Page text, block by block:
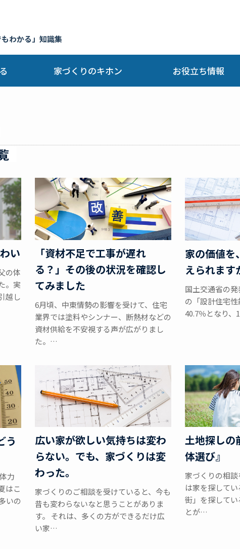
わかる」知識集
家づくりのキホン お役立ち情報
い
の体
。実
越し
「資材不足で工事が遅れ
る？」その後の状況を確認し
てみました
6月頃、中東情勢の影響を受けて、住宅
業界では塗料やシンナー、断熱材などの
資材供給を不安視する声が広がりまし
た。…
家の価値を
えられます
国土交通省の
の「設計住宅
40.7％となり
う
力
はこ
いの
広い家が欲しい気持ちは変わ
らない。でも、家づくりは変
わった。
家づくりのご相談を受けていると、今も
昔も変わらないなと思うことがありま
す。 それは、多くの方ができるだけ広
い家…
土地探しの
体選び』
家づくりの相
は家を探して
街」を探して
とが…